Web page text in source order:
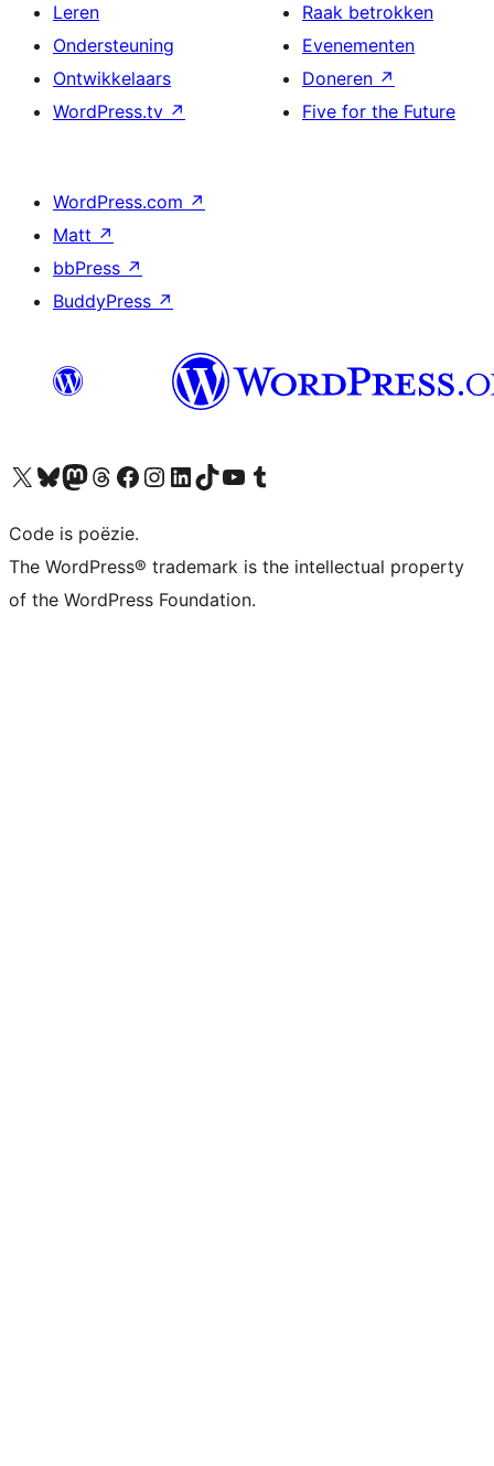
Leren
Ondersteuning
Ontwikkelaars
WordPress.tv ↗
Raak betrokken
Evenementen
Doneren ↗
Five for the Future
WordPress.com ↗
Matt ↗
bbPress ↗
BuddyPress ↗
Bezoek ons X (voorheen Twitter) account
Bezoek ons Bluesky account
Bezoek ons Mastodon account
Bezoek ons Threads account
Onze Facebook pagina bezoeken
Bezoek ons Instagram account
Bezoek ons LinkedIn account
Bezoek ons TikTok account
Bezoek ons YouTube kanaalBezoek ons Tumblr account
Code is poëzie.
The WordPress® trademark is the intellectual property
of the WordPress Foundation.